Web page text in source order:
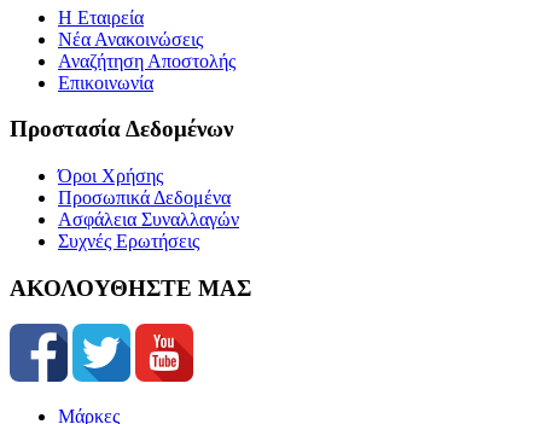
Η Εταιρεία
Νέα Ανακοινώσεις
Αναζήτηση Αποστολής
Επικοινωνία
Προστασία Δεδομένων
Όροι Χρήσης
Προσωπικά Δεδομένα
Ασφάλεια Συναλλαγών
Συχνές Ερωτήσεις
ΑΚΟΛΟΥΘΗΣΤΕ ΜΑΣ
Μάρκες